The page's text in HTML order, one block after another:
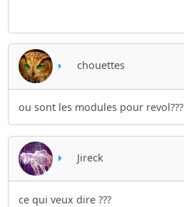
chouettes
ou sont les modules pour revol???
Jireck
ce qui veux dire ???